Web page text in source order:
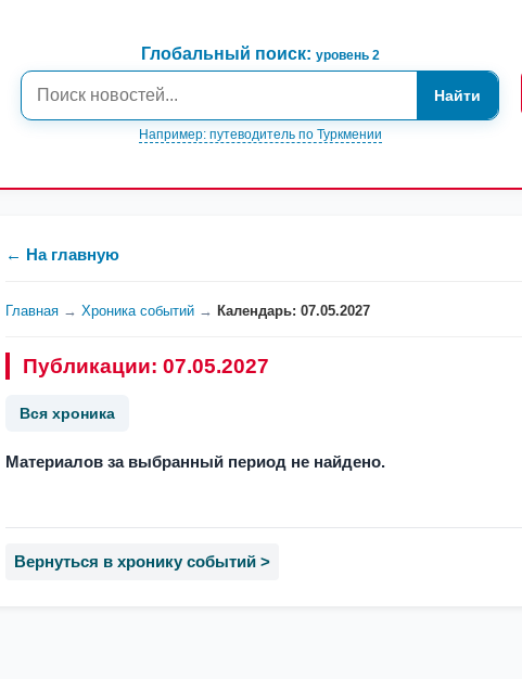
Глобальный поиск: уровень 2
Найти
Например: путеводитель по Туркмении
← На главную
Главная → Хроника событий → Календарь: 07.05.2027
Публикации: 07.05.2027
Вся хроника
Материалов за выбранный период не найдено.
Вернуться в хронику событий >